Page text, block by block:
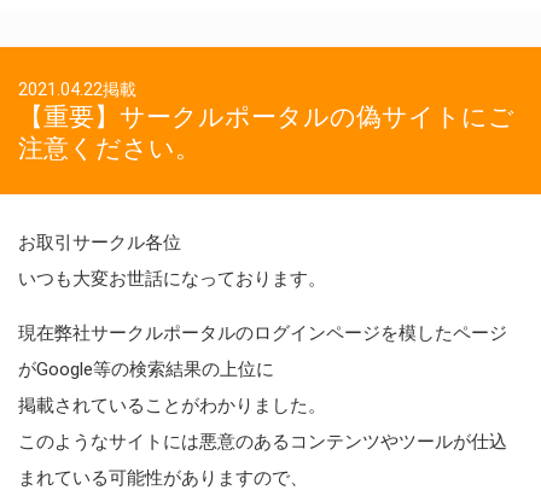
2021.04.22掲載
【重要】サークルポータルの偽サイトにご
注意ください。
お取引サークル各位
いつも大変お世話になっております。
現在弊社サークルポータルのログインページを模したページ
がGoogle等の検索結果の上位に
掲載されていることがわかりました。
このようなサイトには悪意のあるコンテンツやツールが仕込
まれている可能性がありますので、